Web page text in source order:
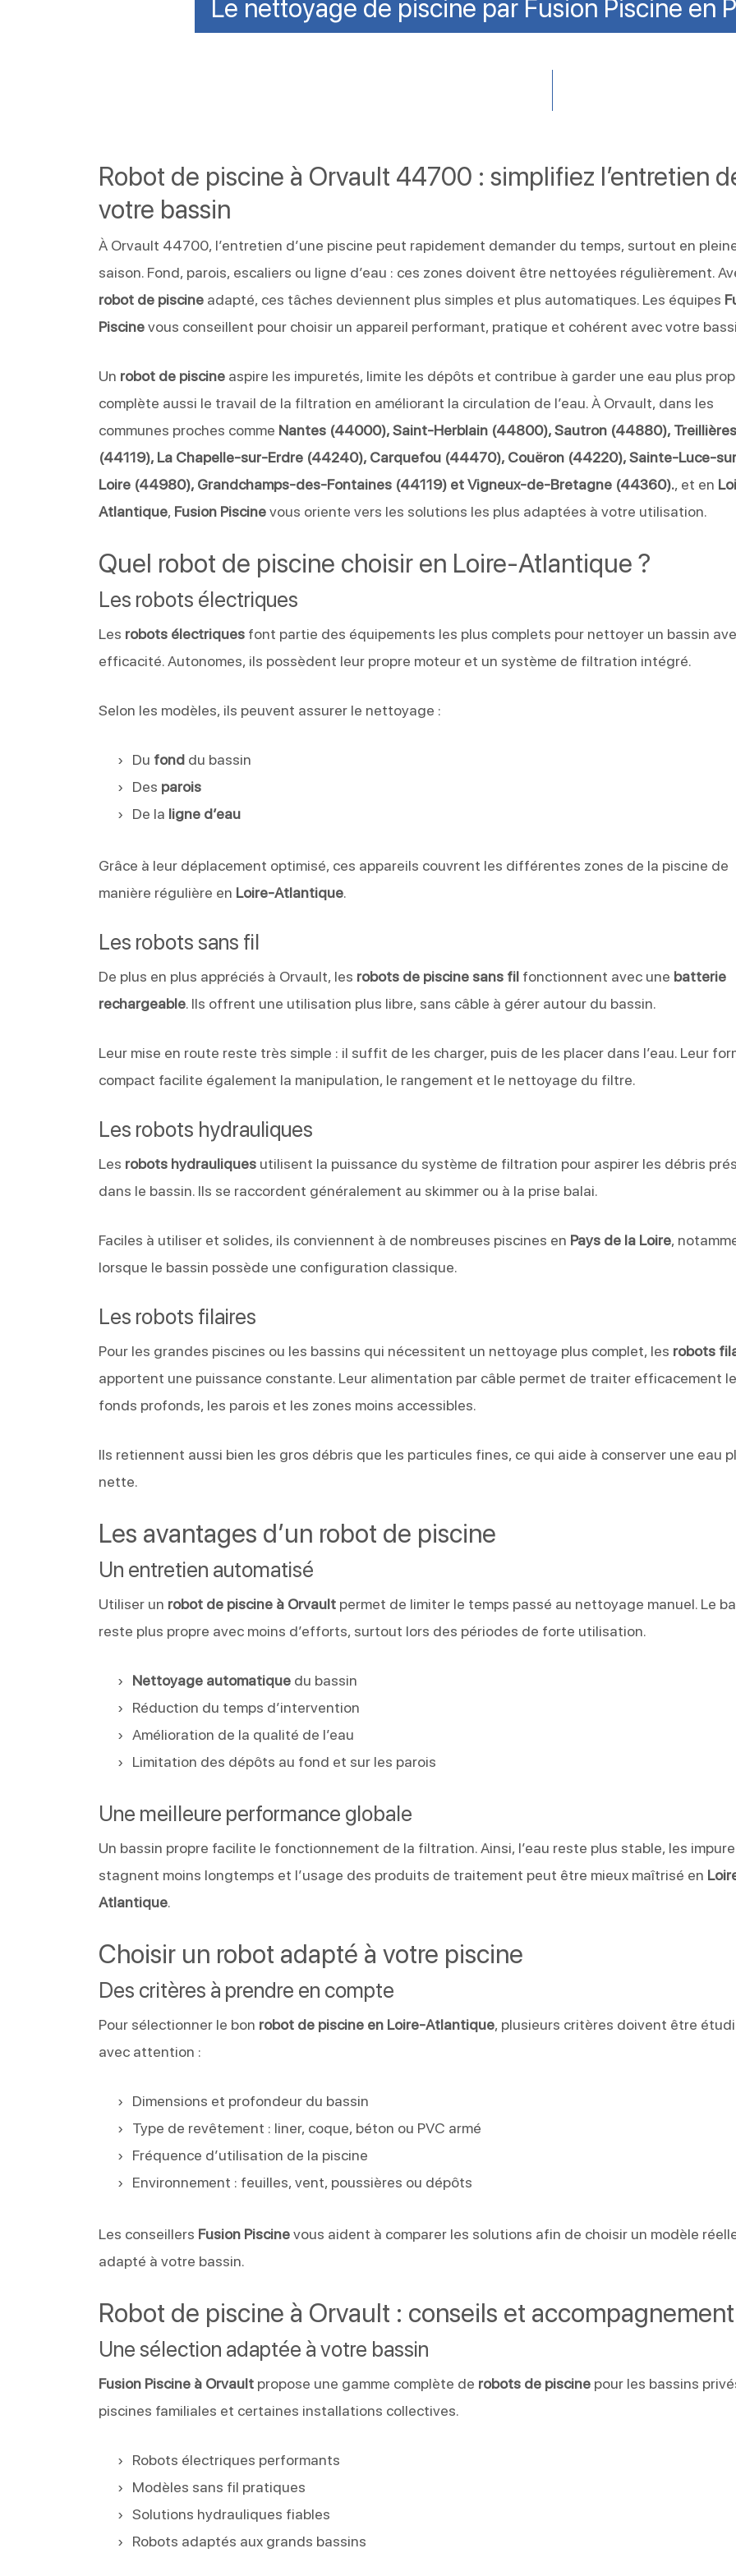
Le nettoyage de piscine par Fusion Piscine en
Robot de piscine à Orvault 44700 : simplifiez l’entretien
votre bassin
À Orvault 44700, l’entretien d’une piscine peut rapidement demander du temps, surtout en
saison. Fond, parois, escaliers ou ligne d’eau : ces zones doivent être nettoyées régulièrement.
robot de piscine adapté, ces tâches deviennent plus simples et plus automatiques. Les équipes
Piscinevous conseillent pour choisir un appareil performant, pratique et cohérent avec votre
Un robot de piscine aspire les impuretés, limite les dépôts et contribue à garder une eau plus
complète aussi le travail de la filtration en améliorant la circulation de l’eau. À Orvault, dans les
communes proches comme Nantes (44000), Saint-Herblain (44800), Sautron (44880),
(44119), La Chapelle-sur-Erdre (44240), Carquefou (44470), Couëron (44220), Sainte-Luce-
Loire (44980), Grandchamps-des-Fontaines (44119) et Vigneux-de-Bretagne (44360)., et en
Atlantique, Fusion Piscinevous oriente vers les solutions les plus adaptées à votre utilisation.
Quel robot de piscine choisir en Loire-Atlantique ?
Les robots électriques
Les robots électriques font partie des équipements les plus complets pour nettoyer un bassin
efficacité. Autonomes, ils possèdent leur propre moteur et un système de filtration intégré.
Selon les modèles, ils peuvent assurer le nettoyage :
Du fond du bassin
Des parois
De la ligne d’eau
Grâce à leur déplacement optimisé, ces appareils couvrent les différentes zones de la piscine de
manière régulière en Loire-Atlantique.
Les robots sans fil
De plus en plus appréciés à Orvault, les robots de piscine sans fil fonctionnent avec une batterie
rechargeable. Ils offrent une utilisation plus libre, sans câble à gérer autour du bassin.
Leur mise en route reste très simple : il suffit de les charger, puis de les placer dans l’eau. Leur
compact facilite également la manipulation, le rangement et le nettoyage du filtre.
Les robots hydrauliques
Les robots hydrauliques utilisent la puissance du système de filtration pour aspirer les débris
dans le bassin. Ils se raccordent généralement au skimmer ou à la prise balai.
Faciles à utiliser et solides, ils conviennent à de nombreuses piscines en Pays de la Loire,
lorsque le bassin possède une configuration classique.
Les robots filaires
Pour les grandes piscines ou les bassins qui nécessitent un nettoyage plus complet, les robots
apportent une puissance constante. Leur alimentation par câble permet de traiter efficacement
fonds profonds, les parois et les zones moins accessibles.
Ils retiennent aussi bien les gros débris que les particules fines, ce qui aide à conserver une eau
nette.
Les avantages d’un robot de piscine
Un entretien automatisé
Utiliser un robot de piscine à Orvault permet de limiter le temps passé au nettoyage manuel. Le
reste plus propre avec moins d’efforts, surtout lors des périodes de forte utilisation.
Nettoyage automatique du bassin
Réduction du temps d’intervention
Amélioration de la qualité de l’eau
Limitation des dépôts au fond et sur les parois
Une meilleure performance globale
Un bassin propre facilite le fonctionnement de la filtration. Ainsi, l’eau reste plus stable, les
stagnent moins longtemps et l’usage des produits de traitement peut être mieux maîtrisé en
Atlantique.
Choisir un robot adapté à votre piscine
Des critères à prendre en compte
Pour sélectionner le bon robot de piscine en Loire-Atlantique, plusieurs critères doivent être
avec attention :
Dimensions et profondeur du bassin
Type de revêtement : liner, coque, béton ou PVC armé
Fréquence d’utilisation de la piscine
Environnement : feuilles, vent, poussières ou dépôts
Les conseillers Fusion Piscinevous aident à comparer les solutions afin de choisir un modèle
adapté à votre bassin.
Robot de piscine à Orvault : conseils et accompagnement
Une sélection adaptée à votre bassin
Fusion Piscine à Orvault propose une gamme complète de robots de piscine pour les bassins
piscines familiales et certaines installations collectives.
Robots électriques performants
Modèles sans fil pratiques
Solutions hydrauliques fiables
Robots adaptés aux grands bassins